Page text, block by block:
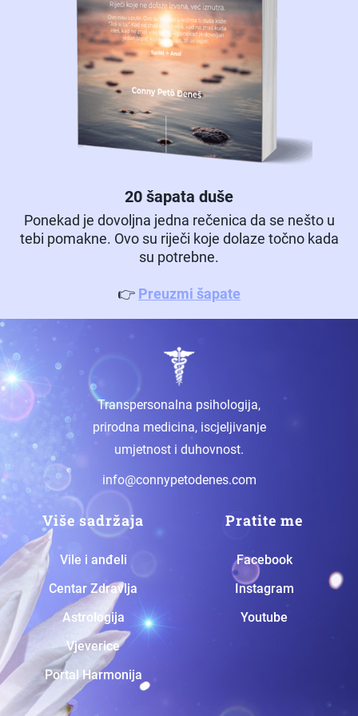
20 šapata duše
Ponekad je dovoljna jedna rečenica da se nešto u
tebi pomakne. Ovo su riječi koje dolaze točno kada
su potrebne.
👉 Preuzmi šapate
Transpersonalna psihologija,
prirodna medicina, iscjeljivanje
umjetnost i duhovnost.
info@connypetodenes.com
Više sadržaja
Vile i anđeli
Centar Zdravlja
Astrologija
Vjeverice
Portal Harmonija
Pratite me
Facebook
Instagram
Youtube